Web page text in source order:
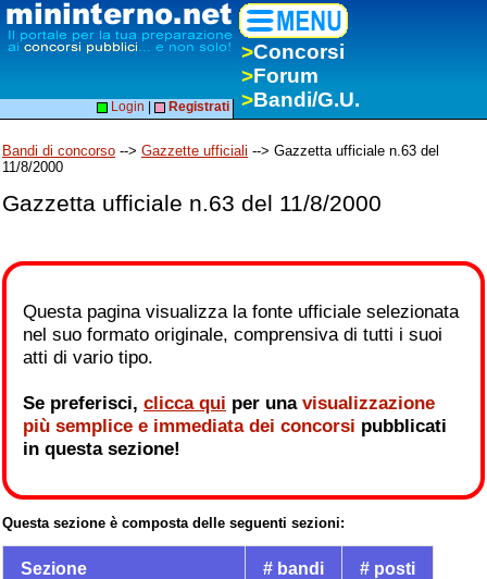
>Concorsi
>Forum
>Bandi/G.U.
Login Registrati
Bandi di concorso --> Gazzette ufficiali --> Gazzetta ufficiale n.63 del
11/8/2000
Gazzetta ufficiale n.63 del 11/8/2000
Questa pagina visualizza la fonte ufficiale selezionata
nel suo formato originale, comprensiva di tutti i suoi
atti di vario tipo.
Se preferisci, clicca qui per una visualizzazione
più semplice e immediata dei concorsi pubblicati
in questa sezione!
Questa sezione è composta delle seguenti sezioni:
Sezione # bandi # posti